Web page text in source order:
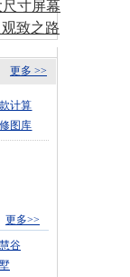
寸屏幕
致之路
更多 >>
计算
图库
更多>>
谷